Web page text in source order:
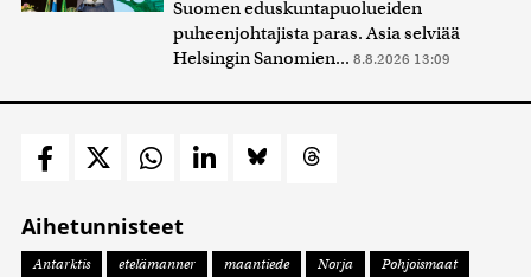
Suomen eduskuntapuolueiden
puheenjohtajista paras. Asia selviää
Helsingin Sanomien... 8.8.2026 13:09
Aihetunnisteet
Antarktis etelämanner maantiede Norja
Pohjoismaat